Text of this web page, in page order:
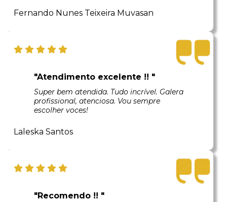
Fernando Nunes Teixeira Muvasan
"Atendimento excelente !! "
Super bem atendida. Tudo incrível. Galera
profissional, atenciosa. Vou sempre
escolher voces!
Laleska Santos
"Recomendo !! "